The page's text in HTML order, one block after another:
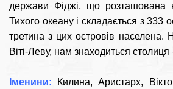
держави Фіджі, що розташована в
Тихого океану і складається з 333
третина з цих островів населена.
Віті-Леву, нам знаходиться
Іменини:
Килина, Аристарх,